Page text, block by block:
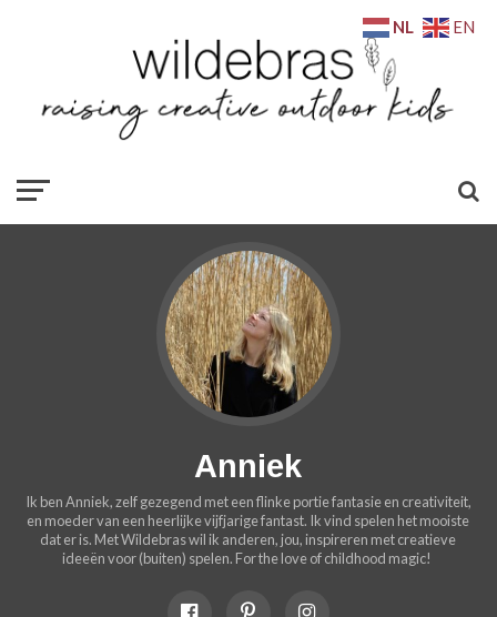
Anniek
Ik ben Anniek, zelf gezegend met een flinke portie fantasie en creativiteit,
en moeder van een heerlijke vijfjarige fantast. Ik vind spelen het mooiste
dat er is. Met Wildebras wil ik anderen, jou, inspireren met creatieve
ideeën voor (buiten) spelen. For the love of childhood magic!
NL EN